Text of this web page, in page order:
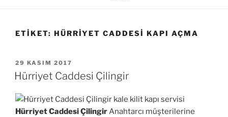
ETIKET: HÜRRIYET CADDESI KAPI AÇMA
YAYIM
TARIHI
29 KASIM 2017
Hürriyet Caddesi Çilingir
Hürriyet Caddesi ÇilingirAnahtarcı müşterilerine